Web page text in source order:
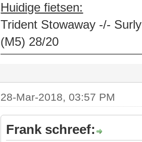
Huidige fietsen:
Trident Stowaway -/-
(M5) 28/20
28-Mar-2018, 03:57 PM
Frank schreef: